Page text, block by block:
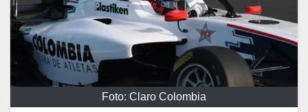
Foto: Claro Colombia